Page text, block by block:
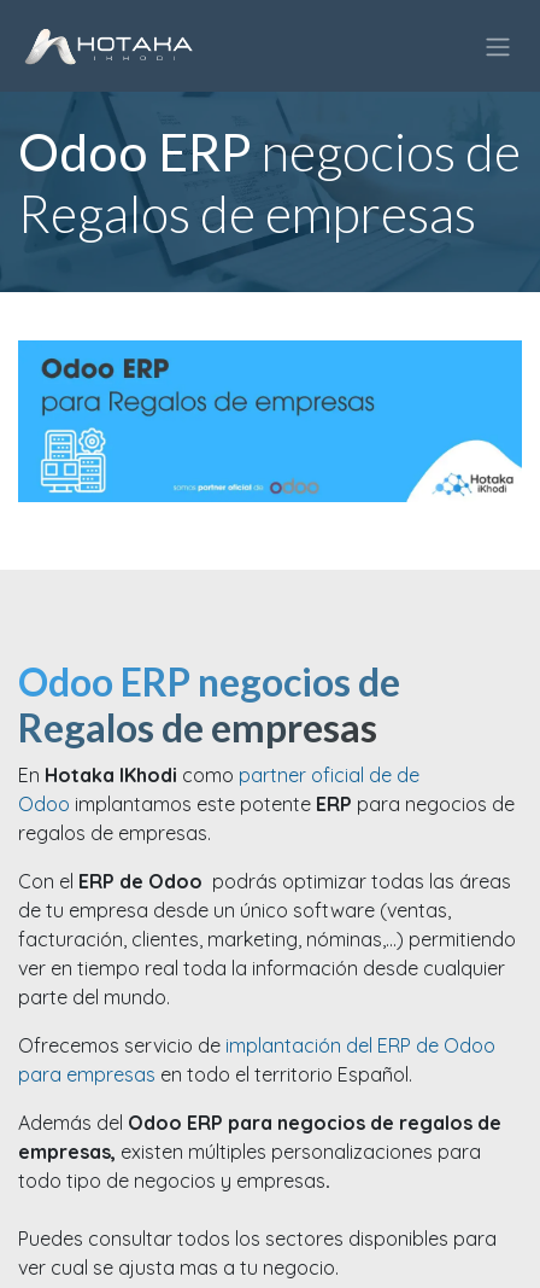
Odoo ERP negocios de
Regalos de empresas
Odoo ERP negocios de
Regalos de empresas
En Hotaka IKhodi como partner oficial de de
Odoo implantamos este potente ERP para negocios de
regalos de empresas.
Con el ERP de Odoo podrás optimizar todas las áreas
de tu empresa desde un único software (ventas,
facturación, clientes, marketing, nóminas,...) permitiendo
ver en tiempo real toda la información desde cualquier
parte del mundo.
Ofrecemos servicio de implantación del ERP de Odoo
para empresas en todo el territorio Español.
Además del Odoo ERP para negocios de regalos de
empresas, existen múltiples personalizaciones para
todo tipo de negocios y empresas.
Puedes consultar todos los sectores disponibles para
ver cual se ajusta mas a tu negocio.